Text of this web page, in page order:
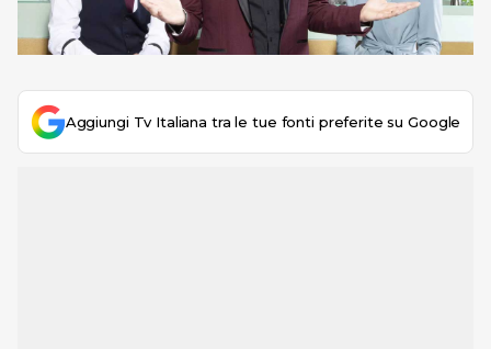
Aggiungi Tv Italiana tra le tue fonti preferite su Google